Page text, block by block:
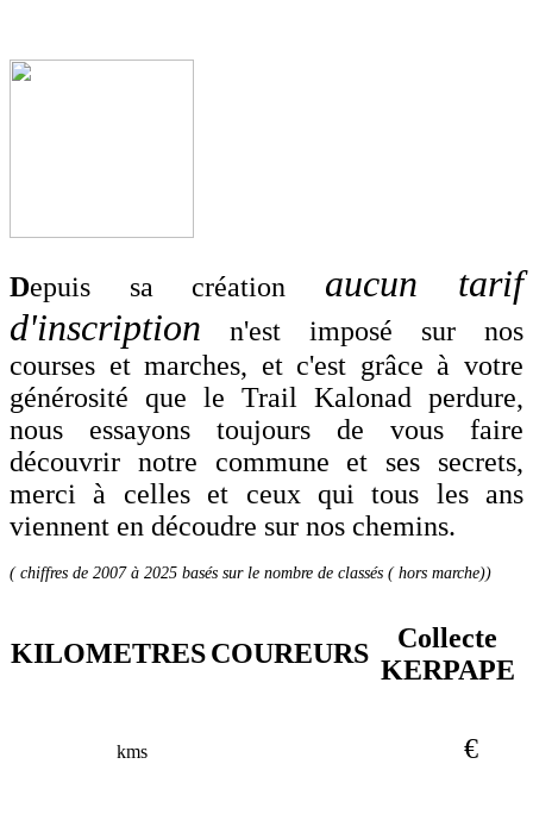
Depuis sa création aucun tarif
d'inscription n'est imposé sur nos
courses et marches, et c'est grâce à votre
générosité que le Trail Kalonad perdure,
nous essayons toujours de vous faire
découvrir notre commune et ses secrets,
merci à celles et ceux qui tous les ans
viennent en découdre sur nos chemins.
( chiffres de 2007 à 2025 basés sur le nombre de classés ( hors marche))
KILOMETRESCOUREURS
Collecte
KERPAPE
kms €